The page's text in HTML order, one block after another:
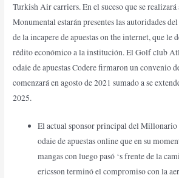
Turkish Air carriers. En el suceso que se realizará
Monumental estarán presentes las autoridades
de la incapere de apuestas on the internet, que le
rédito económico a la institución. El Golf club
odaie de apuestas Codere firmaron un convenio
comenzará en agosto de 2021 sumado a se
2025.
El actual sponsor principal del Millonario
odaie de apuestas online que en su
mangas con luego pasó ‘s frente de la
ericsson terminó el compromiso con la